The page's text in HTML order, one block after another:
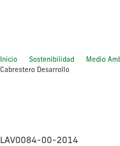
Inicio Sostenibilidad Medio
Cabrestero Desarrollo
LAV0084-00-2014